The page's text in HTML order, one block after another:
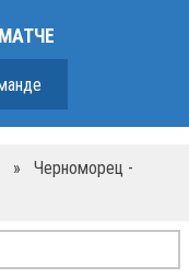
»
Черноморец -